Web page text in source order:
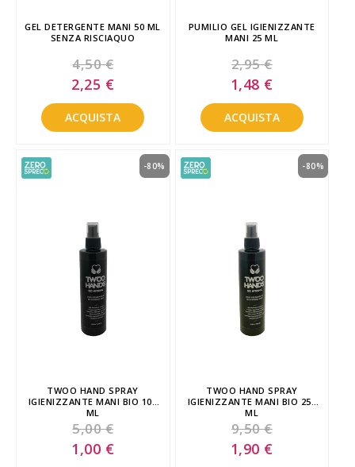
GEL DETERGENTE MANI 50 ML
SENZA RISCIAQUO
4,50 €
Special
Price
2,25 €
ACQUISTA
PUMILIO GEL IGIENIZZANTE
MANI 25 ML
2,95 €
Special
Price
1,48 €
ACQUISTA
TWOO HAND SPRAY
IGIENIZZANTE MANI BIO 100
ML
5,00 €
-80%
Special
Price
1,00 €
TWOO HAND SPRAY
IGIENIZZANTE MANI BIO 250
ML
9,50 €
-80%
Special
Price
1,90 €